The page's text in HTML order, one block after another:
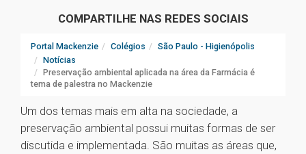
COMPARTILHE NAS REDES SOCIAIS
Portal Mackenzie Colégios
São Paulo - Higienópolis
Notícias
Preservação ambiental aplicada na área da Farmácia é
tema de palestra no Mackenzie
Um dos temas mais em alta na sociedade, a
preservação ambiental possui muitas formas de ser
discutida e implementada. São muitas as áreas que,